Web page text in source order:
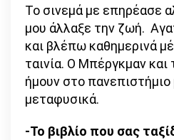
Το σινεμά με επηρέασε
μου άλλαξε την ζωή.
και βλέπω καθημερινά
ταινία. Ο Μπέργκμαν και
ήμουν στο
μεταφυσικά.
-Το βιβλίο που σας